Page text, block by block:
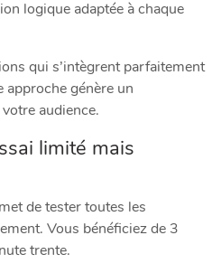
logique adaptée à chaque
qui s’intègrent parfaitement
approche génère un
audience.
limité mais
de tester toutes les
Vous bénéficiez de 3
trente.